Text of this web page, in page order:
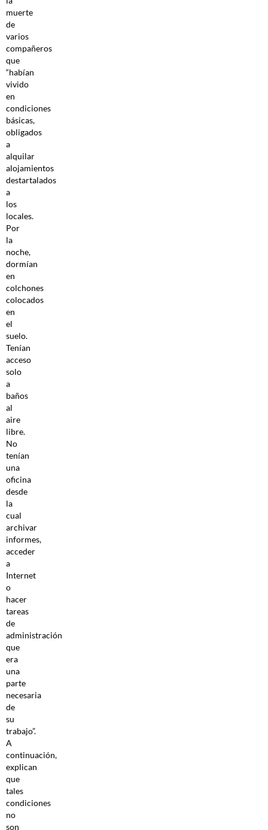
muerte
de
varios
compañeros
que
“habían
vivido
en
condiciones
básicas,
obligados
a
alquilar
alojamientos
destartalados
a
los
locales.
Por
la
noche,
dormían
en
colchones
colocados
en
el
suelo.
Tenían
acceso
solo
a
baños
al
aire
libre.
No
tenían
una
oficina
desde
la
cual
archivar
informes,
acceder
a
Internet
o
hacer
tareas
de
administración
que
era
una
parte
necesaria
de
su
trabajo”.
A
continuación,
explican
que
tales
condiciones
no
son